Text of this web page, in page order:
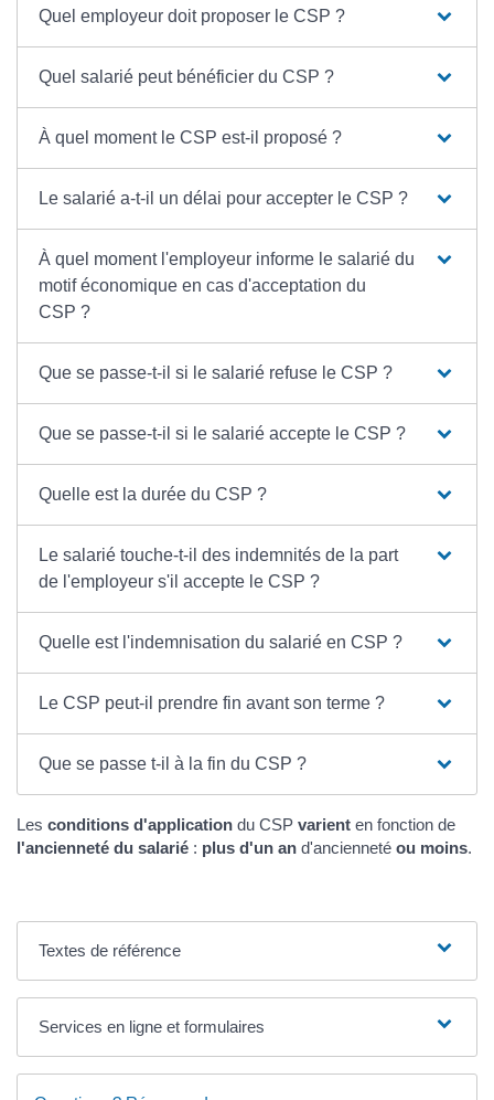
Quel employeur doit proposer le CSP ?
Quel salarié peut bénéficier du CSP ?
À quel moment le CSP est-il proposé ?
Le salarié a-t-il un délai pour accepter le CSP ?
À quel moment l'employeur informe le salarié du
motif économique en cas d'acceptation du
CSP ?
Que se passe-t-il si le salarié refuse le CSP ?
Que se passe-t-il si le salarié accepte le CSP ?
Quelle est la durée du CSP ?
Le salarié touche-t-il des indemnités de la part
de l'employeur s'il accepte le CSP ?
Quelle est l'indemnisation du salarié en CSP ?
Le CSP peut-il prendre fin avant son terme ?
Que se passe t-il à la fin du CSP ?
Les conditions d'application du CSP varient en fonction de
l'ancienneté du salarié : plus d'un an d'ancienneté ou moins.
Textes de référence
Services en ligne et formulaires